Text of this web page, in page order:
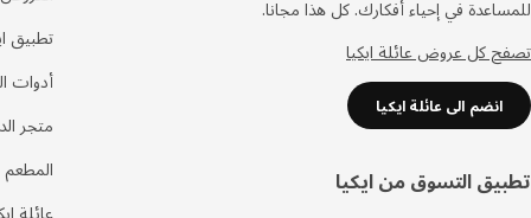
للمساعدة في إحياء أفكارك. كل هذا مجانا.
تصفح كل عروض عائلة ايكيا
انضم الى عائلة ايكيا
تطبيق التسوق من ايكيا
تطبيق
أدوات
متجر
عائلة